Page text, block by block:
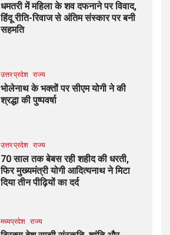
धमतरी में महिला के शव दफनाने पर विवाद,
हिंदू रीति-रिवाज से अंतिम संस्कार पर बनी
सहमति
उत्तर प्रदेश राज्य
भोलेनाथ के भक्तों पर सीएम योगी ने की
श्रद्धा की पुष्पवर्षा
उत्तर प्रदेश राज्य
70 साल तक बेबस रही शहीद की धरती,
फिर मुख्यमंत्री योगी आदित्यनाथ ने मिटा
दिया तीन पीढ़ियों का दर्द
मध्यप्रदेश राज्य